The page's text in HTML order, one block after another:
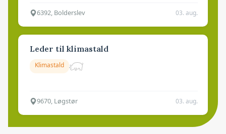
6392, Bolderslev 03. aug.
Leder til klimastald
Klimastald
9670, Løgstør 03. aug.